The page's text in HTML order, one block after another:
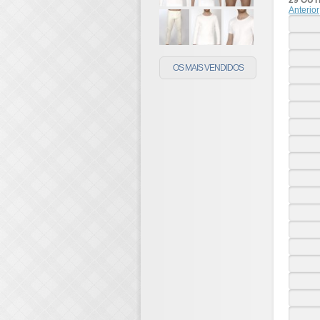
OS MAIS VENDIDOS
Anterior